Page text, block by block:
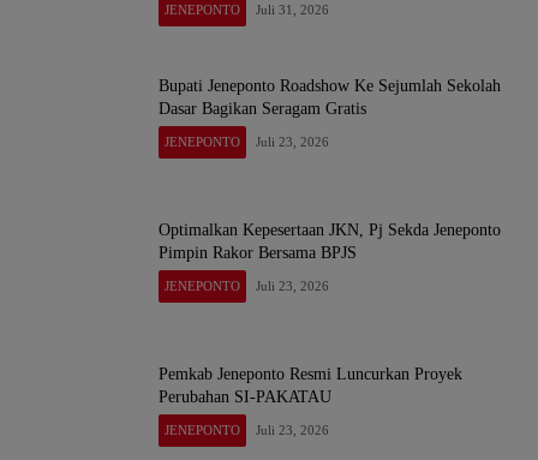
JENEPONTO Juli 31, 2026
Bupati Jeneponto Roadshow Ke Sejumlah Sekolah
Dasar Bagikan Seragam Gratis
JENEPONTO Juli 23, 2026
Optimalkan Kepesertaan JKN, Pj Sekda Jeneponto
Pimpin Rakor Bersama BPJS
JENEPONTO Juli 23, 2026
Pemkab Jeneponto Resmi Luncurkan Proyek
Perubahan SI-PAKATAU
JENEPONTO Juli 23, 2026